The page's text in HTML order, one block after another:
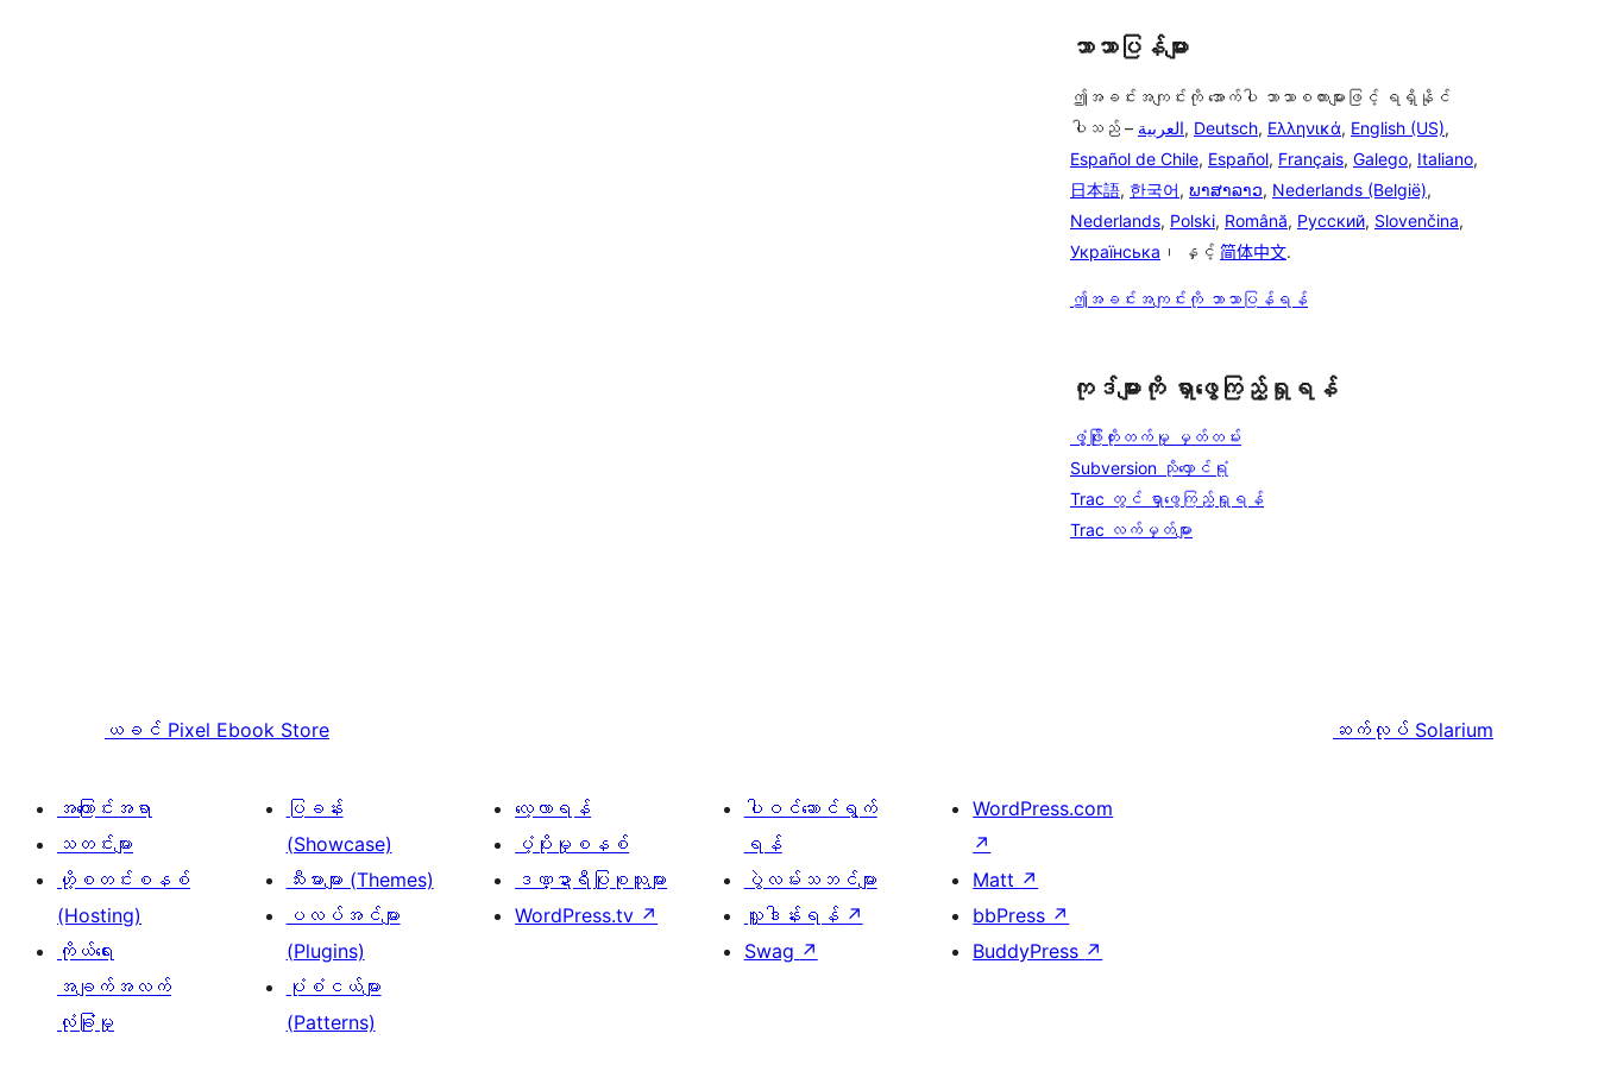
ဘာသာပြန်များ
ဤအခင်းအကျင်းကို အောက်ပါ ဘာသာစကားများဖြင့် ရရှိနိုင်
ပါသည် – العربية, Deutsch, Ελληνικά, English (US),
Español de Chile, Español, Français, Galego, Italiano,
日本語, 한국어, ພາສາລາວ, Nederlands (België),
Nederlands, Polski, Română, Русский, Slovenčina,
Українська ၊ နှင့် 简体中文.
ဤအခင်းအကျင်းကို ဘာသာပြန်ရန်
ကုဒ်များကို ရှာဖွေကြည့်ရှုရန်
ဖွံ့ဖြိုးတိုးတက်မှု မှတ်တမ်း
Subversion သိုလှောင်ရုံ
Trac တွင် ရှာဖွေကြည့်ရှုရန်
Trac လက်မှတ်များ
ယခင် Pixel Ebook Store ဆက်လုပ် Solarium
အကြောင်းအရာ
သတင်းများ
ဟို့စတင်းစနစ်
(Hosting)
ကိုယ်ရေး
အချက်အလက်
လုံခြုံမှု
ပြခန်း
(Showcase)
သီးမားများ (Themes)
ပလပ်အင်များ
(Plugins)
ပုံစံငယ်များ
(Patterns)
လေ့လာရန်
ပံ့ပိုးမှုစနစ်
ဒဏ္ဍာရီပြုစုသူများ
WordPress.tv ↗
ပါဝင်ဆောင်ရွက်
ရန်
ပွဲလမ်းသဘင်များ
လှူဒါန်းရန် ↗
Swag ↗
WordPress.com
↗
Matt ↗
bbPress ↗
BuddyPress ↗